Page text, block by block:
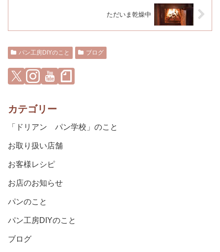
ただいま乾燥中
パン工房DIYのこと ブログ
カテゴリー
「ドリアン パン学校」のこと
お取り扱い店舗
お客様レシピ
お店のお知らせ
パンのこと
パン工房DIYのこと
ブログ